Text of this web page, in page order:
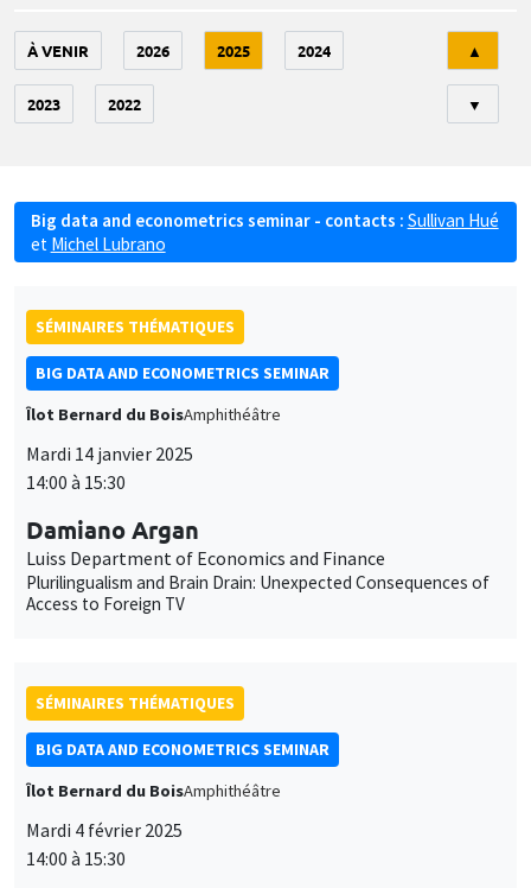
À VENIR 2026 2025 2024
2023 2022
▲
▼
Big data and econometrics seminar - contacts : Sullivan Hué
et Michel Lubrano
SÉMINAIRES THÉMATIQUES
BIG DATA AND ECONOMETRICS SEMINAR
Îlot Bernard du BoisAmphithéâtre
Mardi 14 janvier 2025
14:00 à 15:30
Damiano Argan
Luiss Department of Economics and Finance
Plurilingualism and Brain Drain: Unexpected Consequences of
Access to Foreign TV
SÉMINAIRES THÉMATIQUES
BIG DATA AND ECONOMETRICS SEMINAR
Îlot Bernard du BoisAmphithéâtre
Mardi 4 février 2025
14:00 à 15:30